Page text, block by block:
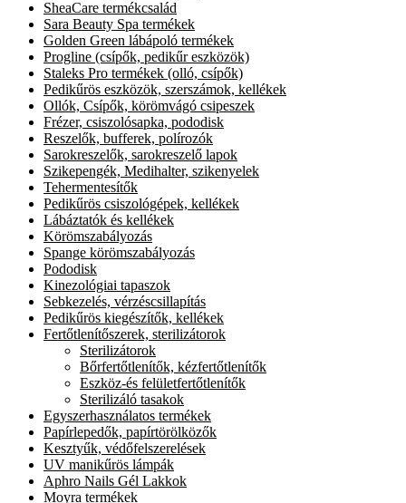
SheaCare termékcsalád
Sara Beauty Spa termékek
Golden Green lábápoló termékek
Progline (csípők, pedikűr eszközök)
Staleks Pro termékek (olló, csípők)
Pedikűrös eszközök, szerszámok, kellékek
Ollók, Csípők, körömvágó csipeszek
Frézer, csiszolósapka, pododisk
Reszelők, bufferek, polírozók
Sarokreszelők, sarokreszelő lapok
Szikepengék, Medihalter, szikenyelek
Tehermentesítők
Pedikűrös csiszológépek, kellékek
Lábáztatók és kellékek
Körömszabályozás
Spange körömszabályozás
Pododisk
Kinezológiai tapaszok
Sebkezelés, vérzéscsillapítás
Pedikűrös kiegészítők, kellékek
Fertőtlenítőszerek, sterilizátorok
Sterilizátorok
Bőrfertőtlenítők, kézfertőtlenítők
Eszköz-és felületfertőtlenítők
Sterilizáló tasakok
Egyszerhasználatos termékek
Papírlepedők, papírtörölközők
Kesztyűk, védőfelszerelések
UV manikűrös lámpák
Aphro Nails Gél Lakkok
Moyra termékek